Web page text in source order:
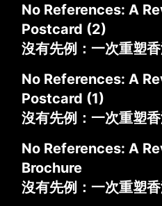
No References: A
Postcard (2)
沒有先例：一次重塑
No References: A
Postcard (1)
沒有先例：一次重塑
No References: A
Brochure
沒有先例：一次重塑